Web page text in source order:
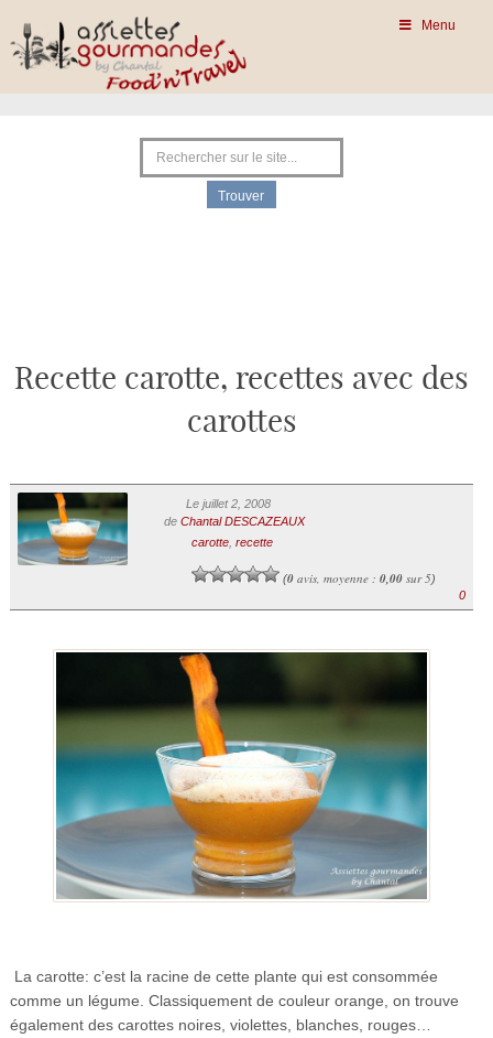
Menu
Recette carotte, recettes avec des
carottes
Le juillet 2, 2008
de Chantal DESCAZEAUX
carotte, recette
(0avis, moyenne : 0,00sur 5)
0
La carotte: c’est la racine de cette plante qui est consommée
comme un légume. Classiquement de couleur orange, on trouve
également des carottes noires, violettes, blanches, rouges…